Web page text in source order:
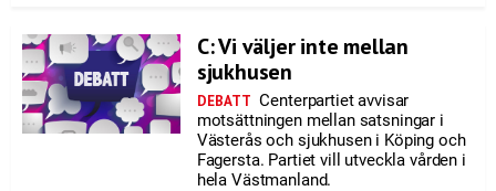
C: Vi väljer inte mellan
sjukhusen
DEBATT Centerpartiet avvisar
motsättningen mellan satsningar i
Västerås och sjukhusen i Köping och
Fagersta. Partiet vill utveckla vården i
hela Västmanland.